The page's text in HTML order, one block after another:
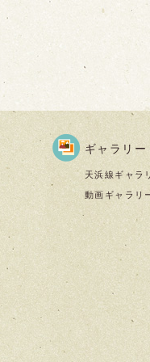
ギャラリー
天浜線ギャラ
動画ギャラリ